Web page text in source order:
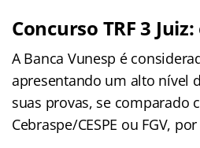
Concurso TRF 3 Juiz:
A Banca Vunesp é
apresentando um alto nível
suas provas, se comparado
Cebraspe/CESPE ou FGV,